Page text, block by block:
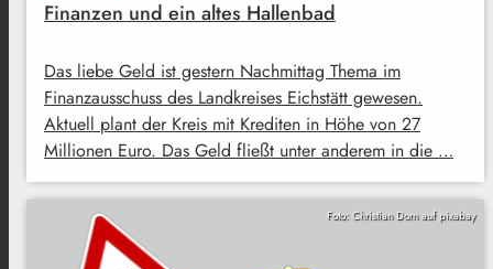
Finanzen und ein altes Hallenbad
Das liebe Geld ist gestern Nachmittag Thema im
Finanzausschuss des Landkreises Eichstätt gewesen.
Aktuell plant der Kreis mit Krediten in Höhe von 27
Millionen Euro. Das Geld fließt unter anderem in die …
Foto: Christian Dorn auf pixabay